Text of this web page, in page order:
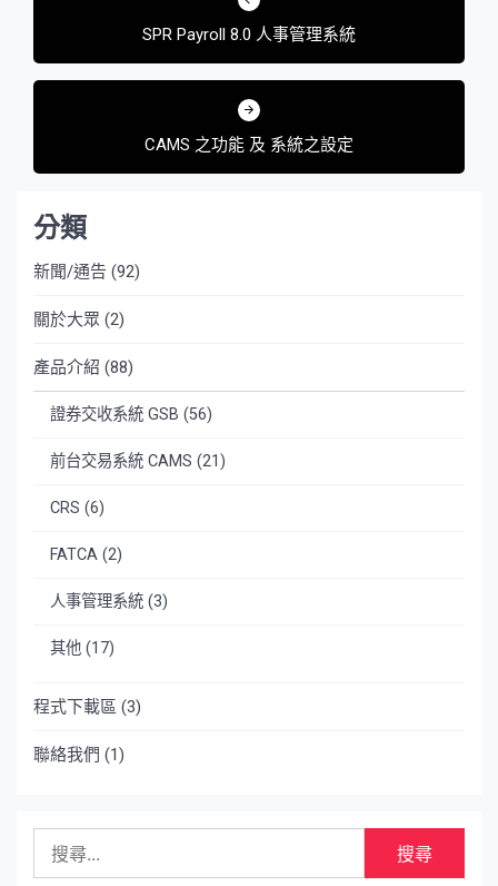
覽
SPR Payroll 8.0 人事管理系統
CAMS 之功能 及 系統之設定
分類
新聞/通告 (92)
關於大眾 (2)
產品介紹 (88)
證券交收系統 GSB (56)
前台交易系統 CAMS (21)
CRS (6)
FATCA (2)
人事管理系統 (3)
其他 (17)
程式下載區 (3)
聯絡我們 (1)